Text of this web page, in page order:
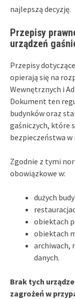
najlepszą decyzję.
Przepisy
urządzeń
Przepisy
opierają się na
Wewnętrznych i
Dokument ten
budynków oraz
gaśniczych, które
bezpieczeństwa
Zgodnie z tymi
obowiązkowe w:
dużych
obiektach
obiektach
archiwach,
danych.
Brak tych
zagrożeń w